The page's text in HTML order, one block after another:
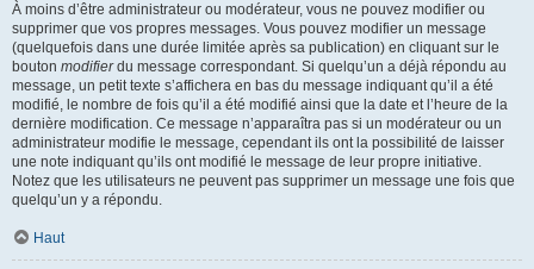
À moins d’être administrateur ou modérateur, vous ne pouvez modifier ou
supprimer que vos propres messages. Vous pouvez modifier un message
(quelquefois dans une durée limitée après sa publication) en cliquant sur le
bouton modifierdu message correspondant. Si quelqu’un a déjà répondu au
message, un petit texte s’affichera en bas du message indiquant qu’il a été
modifié, le nombre de fois qu’il a été modifié ainsi que la date et l’heure de la
dernière modification. Ce message n’apparaîtra pas si un modérateur ou un
administrateur modifie le message, cependant ils ont la possibilité de laisser
une note indiquant qu’ils ont modifié le message de leur propre initiative.
Notez que les utilisateurs ne peuvent pas supprimer un message une fois que
quelqu’un y a répondu.
Haut